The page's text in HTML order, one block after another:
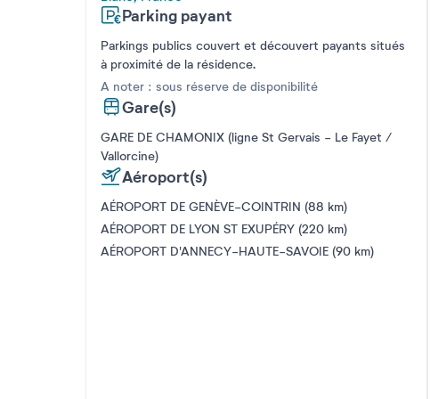
Parking payant
Parkings publics couvert et découvert payants situés
à proximité de la résidence.
A noter : sous réserve de disponibilité
Gare(s)
GARE DE CHAMONIX (ligne St Gervais - Le Fayet /
Vallorcine)
Aéroport(s)
AÉROPORT DE GENÈVE-COINTRIN (88 km)
AÉROPORT DE LYON ST EXUPÉRY (220 km)
AÉROPORT D'ANNECY-HAUTE-SAVOIE (90 km)